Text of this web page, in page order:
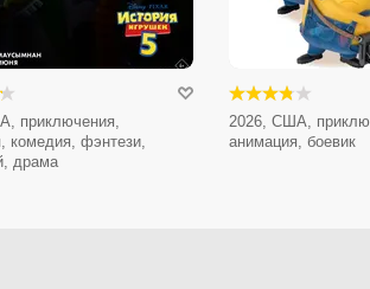
приключения,
комедия, фэнтези,
драма
2026, США,
анимация, боевик